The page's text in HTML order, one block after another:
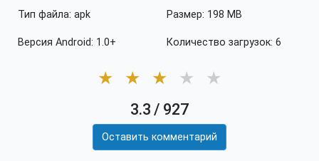
Тип файла: apk
Версия Android: 1.0+
Размер: 198 MB
Количество загрузок: 6
★ ★ ★ ★ ★
3.3 / 927
Оставить комментарий